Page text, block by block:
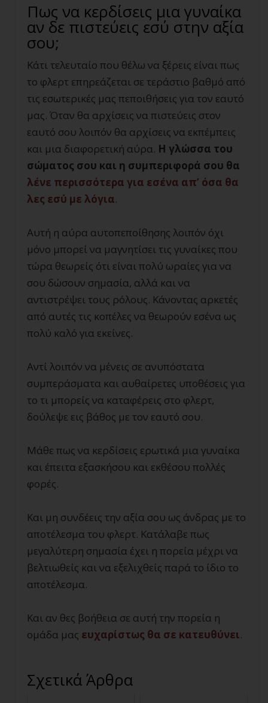
Πως να κερδίσεις μια γυναίκα
αν δε πιστεύεις εσύ στην αξία
σου;
Κάτι τελευταίο που θέλω να ξέρεις είναι πως
το φλερτ επηρεάζεται σε τεράστιο βαθμό από
τις εσωτερικές μας πεποιθήσεις για τον εαυτό
μας. Όταν θα αρχίσεις να πιστεύεις στον
εαυτό σου λοιπόν θα αρχίσεις να εκπέμπεις
και μια διαφορετική αύρα. Η γλώσσα του
σώματος σου και η συμπεριφορά σου θα
λένε περισσότερα για εσένα απ’ όσα θα
λες εσύ με λόγια.
Αυτή η αύρα αυτοπεποίθησης λοιπόν όχι
μόνο μπορεί να μαγνητίσει τις γυναίκες που
τώρα θεωρείς ότι είναι πολύ ωραίες για να
σου δώσουν σημασία, αλλά και να
αντιστρέψει τους ρόλους. Κάνοντας αρκετές
από αυτές τις κοπέλες να θεωρούν εσένα ως
πολύ καλό για εκείνες.
Αντί λοιπόν να μένεις σε ανυπόστατα
συμπεράσματα και αυθαίρετες υποθέσεις για
το τι μπορείς να καταφέρεις στο φλερτ,
δούλεψε εις βάθος με τον εαυτό σου.
Μάθε πως να κερδίσεις ερωτικά μια γυναίκα
και έπειτα εξασκήσου και εκθέσου πολλές
φορές.
Και μη συνδέεις την αξία σου ως άνδρας με το
αποτέλεσμα του φλερτ. Κατάλαβε πως
μεγαλύτερη σημασία έχει η πορεία μέχρι να
βελτιωθείς και να εξελιχθείς παρά το ίδιο το
αποτέλεσμα.
Και αν θες βοήθεια σε αυτή την πορεία η
ομάδα μας ευχαρίστως θα σε κατευθύνει.
Σχετικά Άρθρα